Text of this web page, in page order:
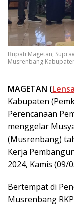
Bupati Magetan,
Musrenbang
MAGETAN (
Kabupaten
Perencanaan
menggelar
(Musrenbang)
Kerja
2024, Kamis (09/
Bertempat di
Musrenbang